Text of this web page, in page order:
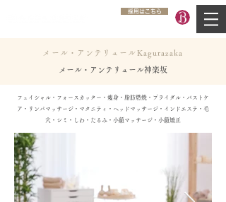
採用はこちら
メール・アンテリュールKagurazaka
メール・アンテリュール神楽坂
フェイシャル・フォースカッター・痩身・脂肪燃焼・ブライダル・バストケ
ア・リンパマッサージ・マタニティ・ヘッドマッサージ・インドエステ・毛
穴・シミ・しわ・たるみ・小顔マッサージ・小顔矯正